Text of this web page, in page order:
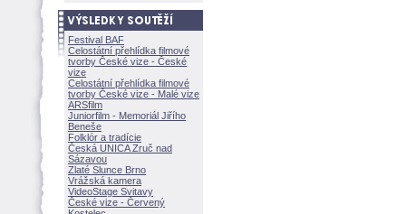
Festival BAF
Celostátní přehlídka filmové
tvorby České vize - České
vize
Celostátní přehlídka filmové
tvorby České vize - Malé vize
ARSfilm
Juniorfilm - Memoriál Jiřího
Beneše
Folklór a tradície
Česká UNICA Zruč nad
Sázavou
Zlaté Slunce Brno
Vrážská kamera
VideoStage Svitavy
České vize - Červený